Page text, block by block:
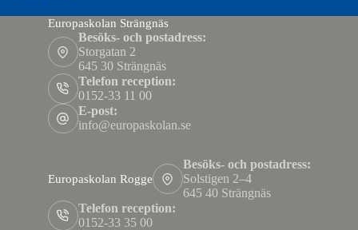
Europaskolan Strängnäs
Besöks- och postadress:
Storgatan 2
645 30 Strängnäs
Telefon reception:
0152-33 11 00
E-post:
info@europaskolan.se
Europaskolan Rogge
Besöks- och postadress:
Solstigen 2–4
645 40 Strängnäs
Telefon reception:
0152-33 35 00